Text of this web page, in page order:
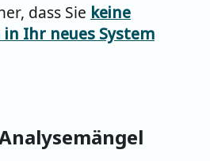
dass Sie keine
Ihr neues System